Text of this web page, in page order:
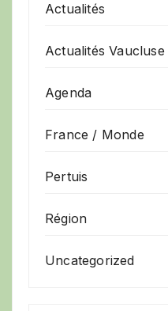
Actualités
Actualités Vaucluse
Agenda
France / Monde
Pertuis
Région
Uncategorized